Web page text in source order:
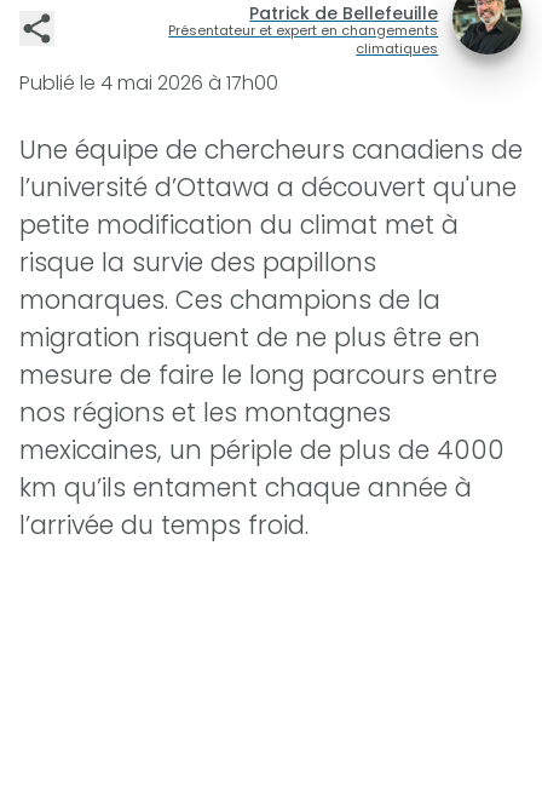
Patrick de Bellefeuille
Présentateur et expert en changements
climatiques
Publié le 4 mai 2026 à 17h00
Une équipe de chercheurs canadiens de
l’université d’Ottawa a découvert qu'une
petite modification du climat met à
risque la survie des papillons
monarques. Ces champions de la
migration risquent de ne plus être en
mesure de faire le long parcours entre
nos régions et les montagnes
mexicaines, un périple de plus de 4000
km qu’ils entament chaque année à
l’arrivée du temps froid.